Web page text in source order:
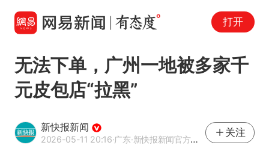
打开
无法下单，广州一地被多家千
元皮包店“拉黑”
新快报新闻
2026-05-11 20:16·广东·新快报新闻官方网易号
关注